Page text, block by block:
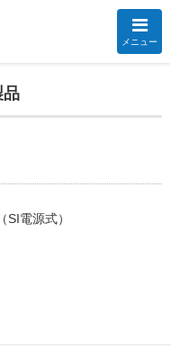
メニュー
品
電源式）